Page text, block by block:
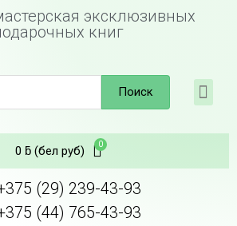
эксклюзивных
книг
Поиск
0 ƃ(бел руб)
(29) 239-43-93
(44) 765-43-93